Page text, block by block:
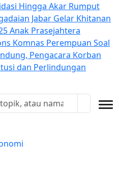
Hingga Akar Rumput
Jabar Gelar Khitanan
Anak Prasejahtera
Komnas Perempuan Soal
Pengacara Korban
dan Perlindungan